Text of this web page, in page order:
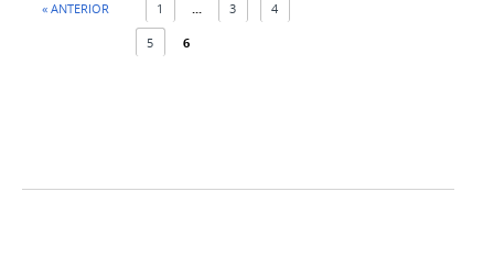
« ANTERIOR 1 3 4
5 6